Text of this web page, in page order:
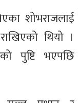
शोभराजलाई
थियो ।
पुष्टि भएपछि